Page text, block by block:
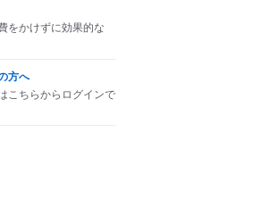
をかけずに効果的な
方へ
こちらからログインで